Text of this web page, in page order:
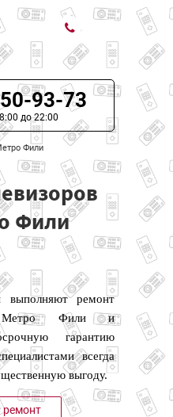
93-73
до 22:00
Фили
Фили
выполняют ремонт
Метро Фили и
гарантию
всегда
выгоду.
ремонт